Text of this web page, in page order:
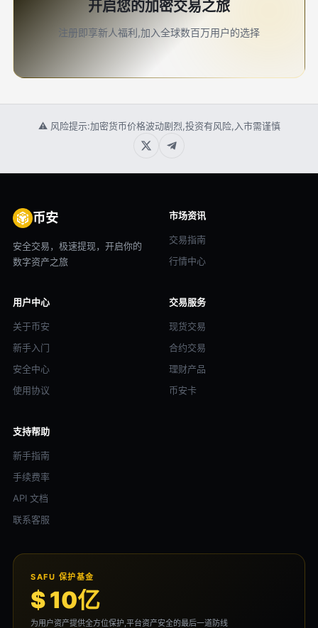
开启您的加密交易之旅
注册即享新人福利,加入全球数百万用户的选择
⚠ 风险提示:加密货币价格波动剧烈,投资有风险,入市需谨慎
币安
安全交易，极速提现，开启你的
数字资产之旅
市场资讯
交易指南
行情中心
用户中心
关于币安
新手入门
安全中心
使用协议
交易服务
现货交易
合约交易
理财产品
币安卡
支持帮助
新手指南
手续费率
API 文档
联系客服
SAFU 保护基金
$ 10亿
为用户资产提供全方位保护,平台资产安全的最后一道防线